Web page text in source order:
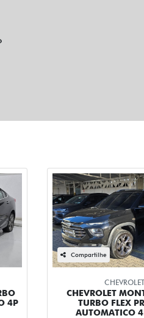
4P
Compartilhe
CHEVROLET
CHEVROLET
TURBO FLEX
AUTOMATICO